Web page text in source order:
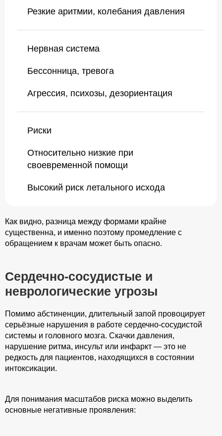
Резкие аритмии, колебания давления
Нервная система
Бессонница, тревога
Агрессия, психозы, дезориентация
Риски
Относительно низкие при
своевременной помощи
Высокий риск летального исхода
Как видно, разница между формами крайне
существенна, и именно поэтому промедление с
обращением к врачам может быть опасно.
Сердечно-сосудистые и
неврологические угрозы
Помимо абстиненции, длительный запой провоцирует
серьёзные нарушения в работе сердечно-сосудистой
системы и головного мозга. Скачки давления,
нарушение ритма, инсульт или инфаркт — это не
редкость для пациентов, находящихся в состоянии
интоксикации.
Для понимания масштабов риска можно выделить
основные негативные проявления: